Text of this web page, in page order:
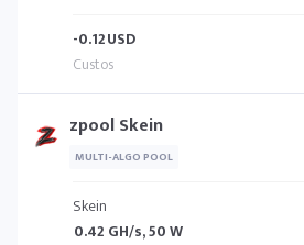
-0.12USD
zpool Skein
MULTI-ALGO POOL
Skein
0.42 GH/s, 50 W